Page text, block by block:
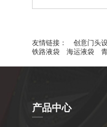
友情链接：
创意门头
铁路液袋
海运液袋
产品中心